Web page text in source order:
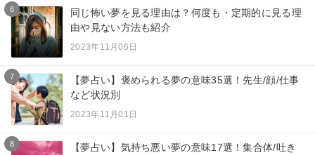
6
同じ怖い夢を見る理由は？何度も・定期的に見る理
由や見ない方法も紹介
2023年11月06日
7
【夢占い】褒められる夢の意味35選！先生/顔/仕事
など状況別
2023年11月01日
8
【夢占い】気持ち悪い夢の意味17選！集合体/吐き